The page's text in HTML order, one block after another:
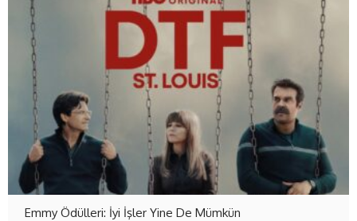
Emmy Ödülleri: İyi İşler Yine De Mümkün